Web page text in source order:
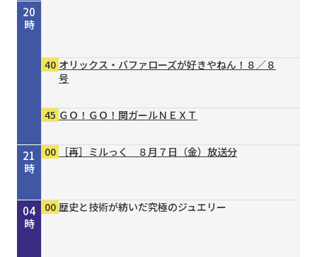
20
時
21
時
22
時
23
時
00
時
01
時
02
時
03
時
04
時
40 オリックス・バファローズが好きやねん！８／８
号
45 ＧＯ！ＧＯ！関ガールＮＥＸＴ
00 ［再］ミルっく ８月７日（金）放送分
00 きしわだネイチャー探訪 ＃１６８
30 地車かわら版
00 Ｄａｙ Ｔｒｉｐｐｅｒ ＃７９
15 歴史街道 ＃４４８ 丹波と京を結んだ“川の街
30 ＧＯ！ＧＯ！関ガールＮＥＸＴ
45 オリックス・バファローズが好きやねん！８／８
50 しまねＦｕｔｕｒｅ２０３０
00 ホトケ女史のぶらりまいり 「郡山八幡神社」編
15 歴史街道 ＃４４８ 丹波と京を結んだ“川の街
30 地車かわら版
00 誰でも簡単にオシャレネイル HOMEI
00 歴史と技術が紡いだ究極のジュエリー
00 歴史と技術が紡いだ究極のジュエリー
00 歴史と技術が紡いだ究極のジュエリー